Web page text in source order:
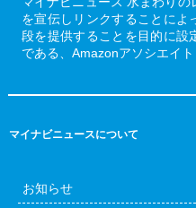
を宣伝しリンクすることによ
段を提供することを目的に設
である、Amazonアソシエイ
マイナビニュースについて
お知らせ